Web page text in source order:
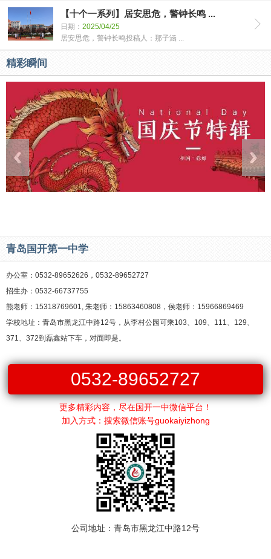
【十个一系列】居安思危，警钟长鸣 ...
日期： 2025/04/25
居安思危，警钟长鸣投稿人：那子涵 ...
精彩瞬间
青岛国开第一中学
办公室：0532-89652626，0532-89652727
招生办：0532-66737755
熊老师：15318769601, 朱老师：15863460808，侯老师：15966869469
学校地址：青岛市黑龙江中路12号，从李村公园可乘103、109、111、129、
371、372到磊鑫站下车，对面即是。
0532-89652727
更多精彩内容，尽在国开一中微信平台！
加入方式：搜索微信账号guokaiyizhong
公司地址：青岛市黑龙江中路12号